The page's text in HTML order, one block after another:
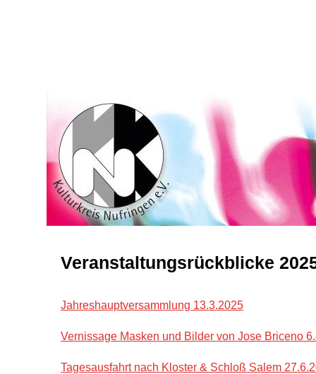
Veranstaltungsrückblicke
Jahreshauptversammlung 13.3.2025
Vernissage Masken und Bilder von Jose Briceno
Tagesausfahrt nach Kloster & Schloß Salem